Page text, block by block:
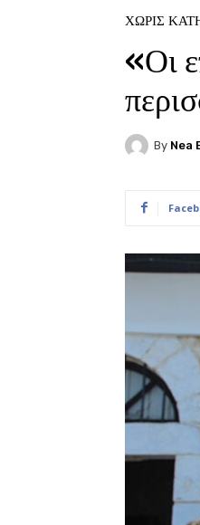
ΧΩΡΊΣ
«Οι
By Nea